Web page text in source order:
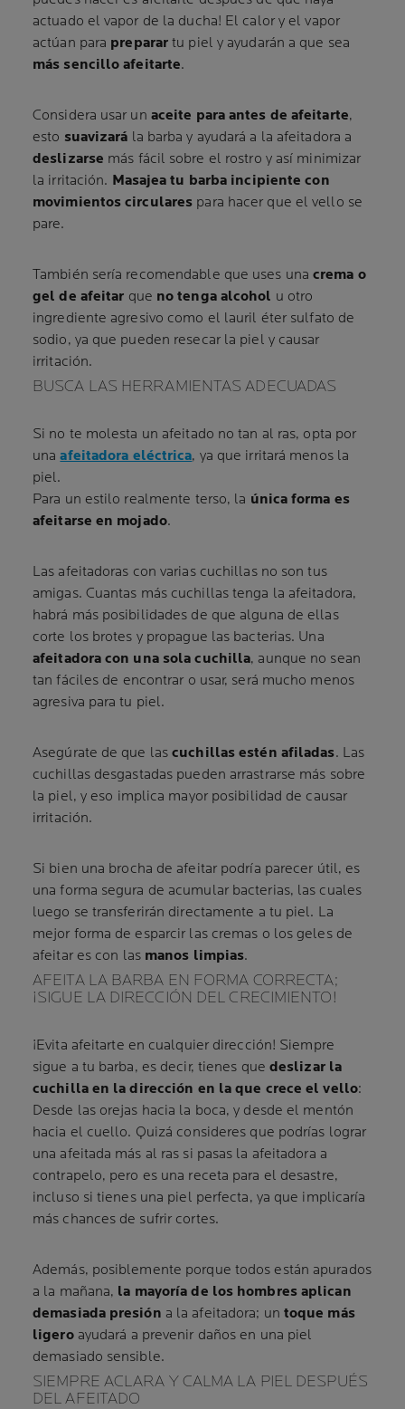
actuado el vapor de la ducha! El calor y el vapor
actúan para preparar tu piel y ayudarán a que sea
más sencillo afeitarte.
Considera usar un aceite para antes de afeitarte,
esto suavizará la barba y ayudará a la afeitadora a
deslizarse más fácil sobre el rostro y así minimizar
la irritación. Masajea tu barba incipiente con
movimientos circulares para hacer que el vello se
pare.
También sería recomendable que uses una crema o
gel de afeitar que no tenga alcohol u otro
ingrediente agresivo como el lauril éter sulfato de
sodio, ya que pueden resecar la piel y causar
irritación.
BUSCA LAS HERRAMIENTAS ADECUADAS
Si no te molesta un afeitado no tan al ras, opta por
unaafeitadora eléctrica, ya que irritará menos la
piel.
Para un estilo realmente terso, la única forma es
afeitarse en mojado.
Las afeitadoras con varias cuchillas no son tus
amigas. Cuantas más cuchillas tenga la afeitadora,
habrá más posibilidades de que alguna de ellas
corte los brotes y propague las bacterias. Una
afeitadora con una sola cuchilla, aunque no sean
tan fáciles de encontrar o usar, será mucho menos
agresiva para tu piel.
Asegúrate de que lascuchillas estén afiladas. Las
cuchillas desgastadas pueden arrastrarse más sobre
la piel, y eso implica mayor posibilidad de causar
irritación.
Si bien una brocha de afeitar podría parecer útil, es
una forma segura de acumular bacterias, las cuales
luego se transferirán directamente a tu piel. La
mejor forma de esparcir las cremas o los geles de
afeitar es con las manos limpias.
AFEITA LA BARBA EN FORMA CORRECTA;
¡SIGUE LA DIRECCIÓN DEL CRECIMIENTO!
¡Evita afeitarte en cualquier dirección! Siempre
sigue a tu barba, es decir, tienes que deslizar la
cuchilla en la dirección en la que crece el vello:
Desde las orejas hacia la boca, y desde el mentón
hacia el cuello. Quizá consideres que podrías lograr
una afeitada más al ras si pasas la afeitadora a
contrapelo, pero es una receta para el desastre,
incluso si tienes una piel perfecta, ya que implicaría
más chances de sufrir cortes.
Además, posiblemente porque todos están apurados
a la mañana, la mayoría de los hombres aplican
demasiada presión a la afeitadora; un toque más
ligeroayudará a prevenir daños en una piel
demasiado sensible.
SIEMPRE ACLARA Y CALMA LA PIEL DESPUÉS
DEL AFEITADO